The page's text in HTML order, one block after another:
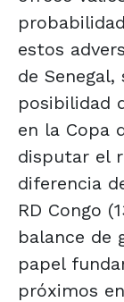
estos
de
posibilidad
en la Copa
disputar el
diferencia
RD Congo
balance de
papel
próximos